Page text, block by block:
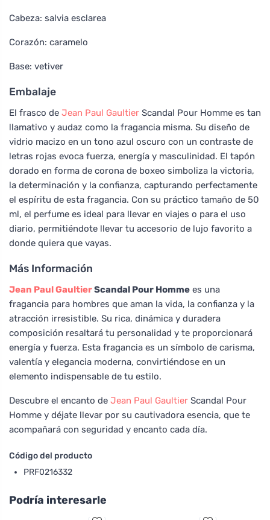
Cabeza: salvia esclarea
Corazón: caramelo
Base: vetiver
Embalaje
El frasco de Jean Paul Gaultier Scandal Pour Homme es tan
llamativo y audaz como la fragancia misma. Su diseño de
vidrio macizo en un tono azul oscuro con un contraste de
letras rojas evoca fuerza, energía y masculinidad. El tapón
dorado en forma de corona de boxeo simboliza la victoria,
la determinación y la confianza, capturando perfectamente
el espíritu de esta fragancia. Con su práctico tamaño de 50
ml, el perfume es ideal para llevar en viajes o para el uso
diario, permitiéndote llevar tu accesorio de lujo favorito a
donde quiera que vayas.
Más Información
Jean Paul GaultierScandal Pour Homme es una
fragancia para hombres que aman la vida, la confianza y la
atracción irresistible. Su rica, dinámica y duradera
composición resaltará tu personalidad y te proporcionará
energía y fuerza. Esta fragancia es un símbolo de carisma,
valentía y elegancia moderna, convirtiéndose en un
elemento indispensable de tu estilo.
Descubre el encanto de Jean Paul Gaultier Scandal Pour
Homme y déjate llevar por su cautivadora esencia, que te
acompañará con seguridad y encanto cada día.
Código del producto
PRF0216332
Podría interesarle